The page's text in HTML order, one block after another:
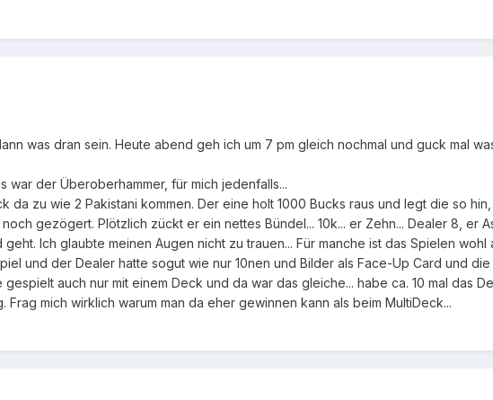
was dran sein. Heute abend geh ich um 7 pm gleich nochmal und guck mal
war der Überoberhammer, für mich jedenfalls...
da zu wie 2 Pakistani kommen. Der eine holt 1000 Bucks raus und legt die so
gezögert. Plötzlich zückt er ein nettes Bündel... 10k... er Zehn... Dealer 8, er
Ich glaubte meinen Augen nicht zu trauen... Für manche ist das Spielen
und der Dealer hatte sogut wie nur 10nen und Bilder als Face-Up Card und
auch nur mit einem Deck und da war das gleiche... habe ca. 10 mal das
mich wirklich warum man da eher gewinnen kann als beim MultiDeck...